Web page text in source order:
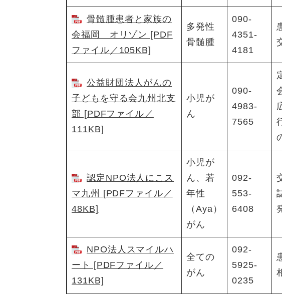
骨髄腫患者と家族の
会福岡 オリゾン [PDF
ファイル／105KB]
多発性
骨髄腫
090-
4351-
4181
公益財団法人がんの
子どもを守る会九州北支
部 [PDFファイル／
111KB]
小児が
ん
090-
4983-
7565
認定NPO法人にこス
マ九州 [PDFファイル／
48KB]
小児が
ん、若
年性
（Aya）
がん
092-
553-
6408
NPO法人スマイルハ
ート [PDFファイル／
131KB]
全ての
がん
092-
5925-
0235